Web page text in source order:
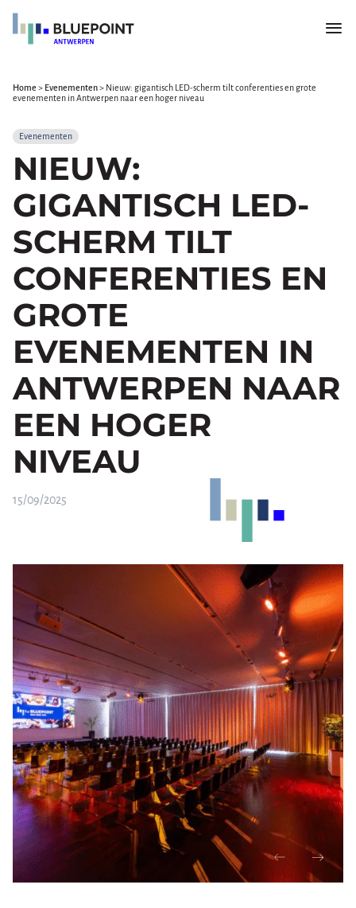
Home > Evenementen> Nieuw: gigantisch LED-scherm tilt conferenties en grote
evenementen in Antwerpen naar een hoger niveau
Evenementen
NIEUW:
GIGANTISCH LED-
SCHERM TILT
CONFERENTIES EN
GROTE
EVENEMENTEN IN
ANTWERPEN NAAR
EEN HOGER
NIVEAU
15/09/2025